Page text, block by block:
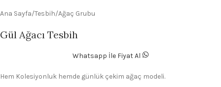
Ana Sayfa/Tesbih/Ağaç Grubu
Gül Ağacı Tesbih
Whatsapp İle Fiyat Al
Hem Kolesiyonluk hemde günlük çekim ağaç modeli.